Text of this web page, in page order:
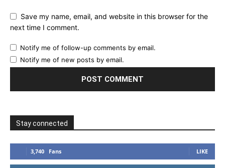
Save my name, email, and website in this browser for the
next time I comment.
Notify me of follow-up comments by email.
Notify me of new posts by email.
Stay connected
3,740 Fans LIKE